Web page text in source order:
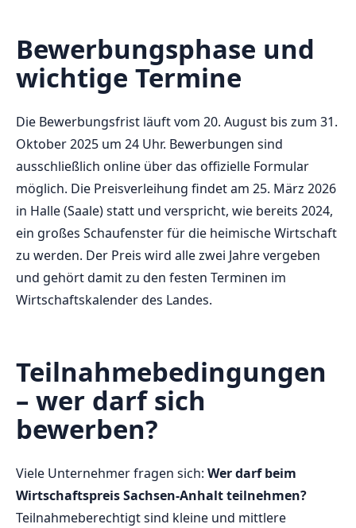
Bewerbungsphase und
wichtige Termine
Die Bewerbungsfrist läuft vom 20. August bis zum 31.
Oktober 2025 um 24 Uhr. Bewerbungen sind
ausschließlich online über das offizielle Formular
möglich. Die Preisverleihung findet am 25. März 2026
in Halle (Saale) statt und verspricht, wie bereits 2024,
ein großes Schaufenster für die heimische Wirtschaft
zu werden. Der Preis wird alle zwei Jahre vergeben
und gehört damit zu den festen Terminen im
Wirtschaftskalender des Landes.
Teilnahmebedingungen
– wer darf sich
bewerben?
Viele Unternehmer fragen sich: Wer darf beim
Wirtschaftspreis Sachsen-Anhalt teilnehmen?
Teilnahmeberechtigt sind kleine und mittlere